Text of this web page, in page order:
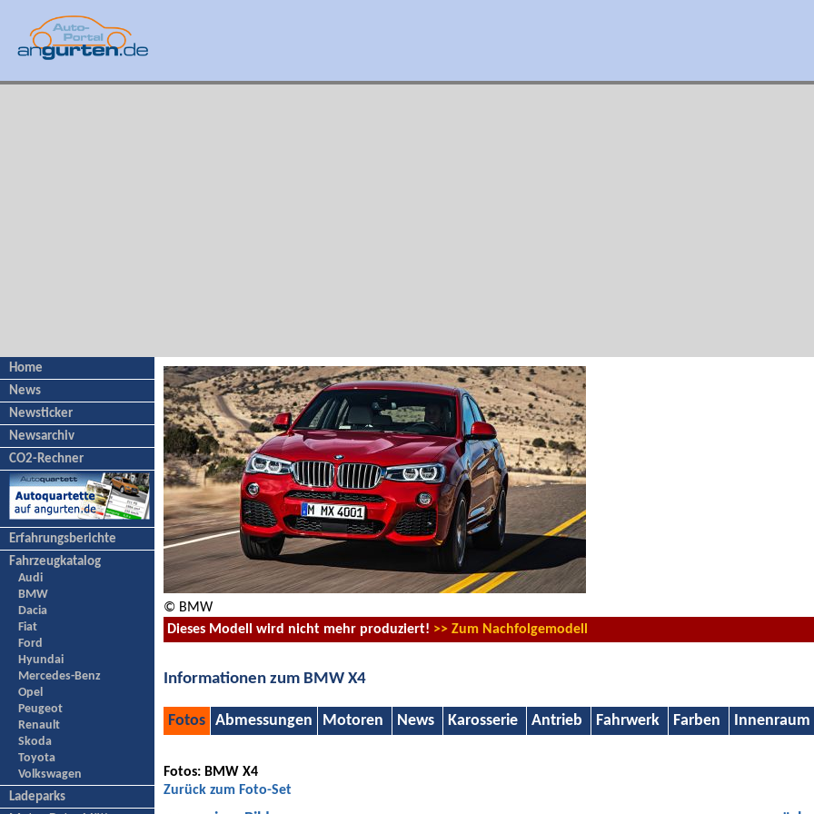
Home
News
Newsticker
Newsarchiv
CO2-Rechner
Erfahrungsberichte
Fahrzeugkatalog
Audi
BMW
Dacia
Fiat
Ford
Hyundai
Mercedes-Benz
Opel
Peugeot
Renault
Skoda
Toyota
Volkswagen
Ladeparks
© BMW
Dieses Modell wird nicht mehr produziert! >> Zum Nachfolgemodell
Informationen zum BMW X4
Fotos Abmessungen Motoren News Karosserie Antrieb Fahrwerk Farben Innenraum
Fotos: BMW X4
Zurück zum Foto-Set